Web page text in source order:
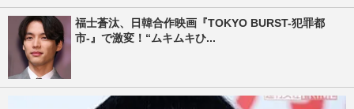
福士蒼汰、日韓合作映画『TOKYO BURST-犯罪都
市-』で激変！“ムキムキひ...